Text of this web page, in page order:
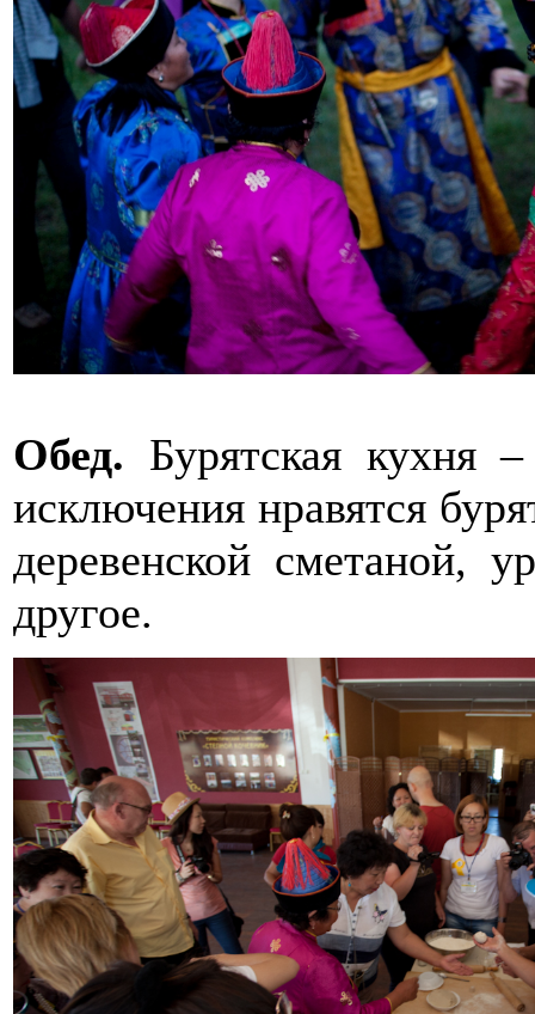
Обед. Бурятская кухня
исключения нравятся
деревенской сметаной,
другое.